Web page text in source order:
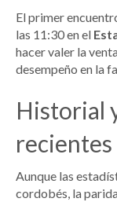
El primer
las 11:30 en el
hacer valer la
desempeño en la
Historial
recientes
Aunque las
cordobés, la